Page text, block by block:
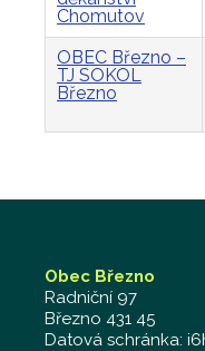
Chomutov
OBEC Březno –
TJ SOKOL
Březno
Obec Březno
Radniční 97
Březno 431 45
Datová schránka: